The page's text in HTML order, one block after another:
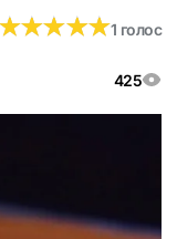
425
★★★★★
★★★★★1 голос